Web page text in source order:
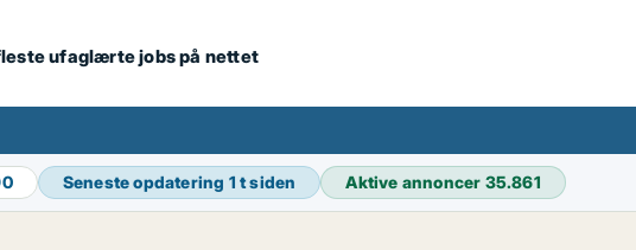
ufaglærte jobs på nettet
Seneste opdatering 1 t siden Aktive annoncer 35.861